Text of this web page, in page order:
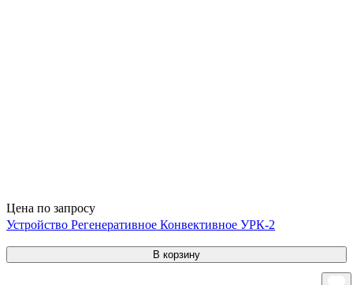
Цена по запросу
Устройство Регенеративное Конвективное УРК-2
В корзину